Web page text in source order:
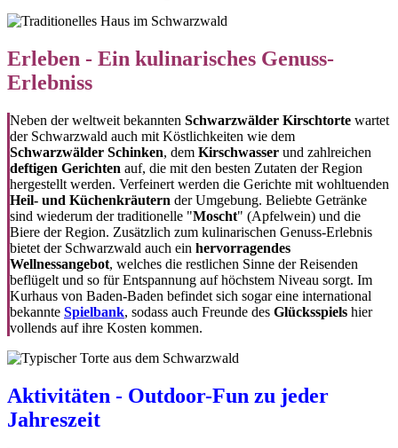
Erleben - Ein kulinarisches Genuss-
Erlebniss
Neben der weltweit bekannten Schwarzwälder Kirschtorte wartet
der Schwarzwald auch mit Köstlichkeiten wie dem
Schwarzwälder Schinken, dem Kirschwasser und zahlreichen
deftigen Gerichten auf, die mit den besten Zutaten der Region
hergestellt werden. Verfeinert werden die Gerichte mit wohltuenden
Heil- und Küchenkräutern der Umgebung. Beliebte Getränke
sind wiederum der traditionelle "Moscht" (Apfelwein) und die
Biere der Region. Zusätzlich zum kulinarischen Genuss-Erlebnis
bietet der Schwarzwald auch ein hervorragendes
Wellnessangebot, welches die restlichen Sinne der Reisenden
beflügelt und so für Entspannung auf höchstem Niveau sorgt. Im
Kurhaus von Baden-Baden befindet sich sogar eine international
bekannte Spielbank, sodass auch Freunde des Glücksspiels hier
vollends auf ihre Kosten kommen.
Aktivitäten - Outdoor-Fun zu jeder
Jahreszeit